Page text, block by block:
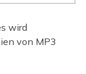
wird
von MP3